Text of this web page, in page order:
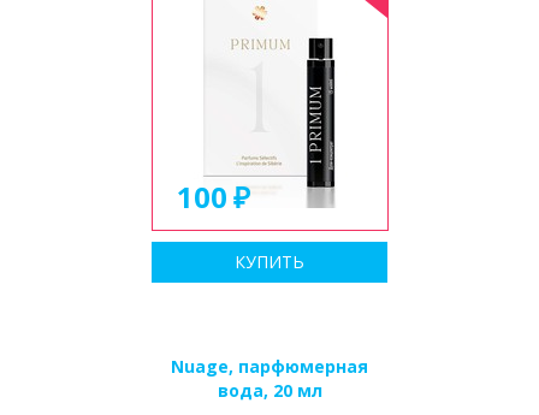
100
КУПИТЬ
Nuage, парфюмерная
вода, 20 мл